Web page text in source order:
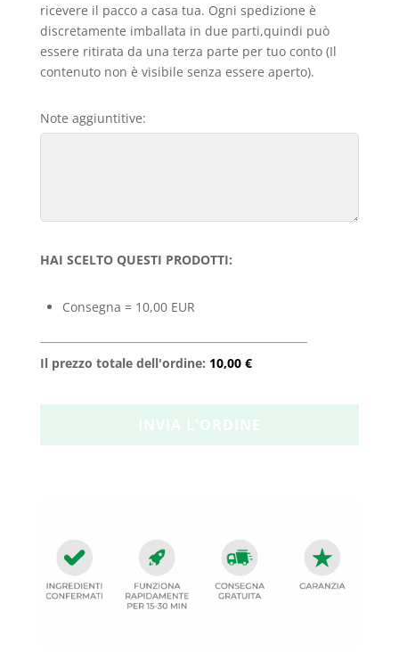
ricevere il pacco a casa tua. Ogni spedizione è
discretamente imballata in due parti,quindi può
essere ritirata da una terza parte per tuo conto (Il
contenuto non è visibile senza essere aperto).
Note aggiuntitive:
HAI SCELTO QUESTI PRODOTTI:
Consegna = 10,00 EUR
Il prezzo totale dell'ordine: 10,00 €